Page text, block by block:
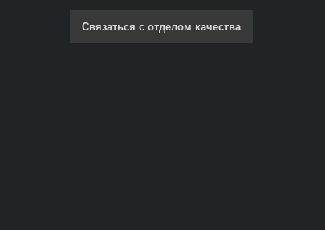
Связаться с отделом качества